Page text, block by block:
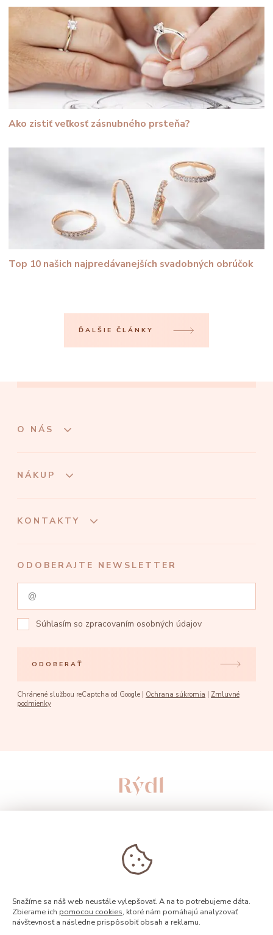
Ako zistiť veľkosť zásnubného prsteňa?
Top 10 našich najpredávanejších svadobných obrúčok
ĎALŠIE ČLÁNKY
O NÁS
NÁKUP
KONTAKTY
ODOBERAJTE NEWSLETTER
Súhlasím so zpracovaním osobných údajov
ODOBERAŤ
Chránené službou reCaptcha od Google | Ochrana súkromia | Zmluvné
podmienky
© 2026, Rýdl
Snažíme sa náš web neustále vylepšovať. A na to potrebujeme dáta.
Zbierame ich pomocou cookies, ktoré nám pomáhajú analyzovať
návštevnosť a následne prispôsobiť obsah a reklamu.